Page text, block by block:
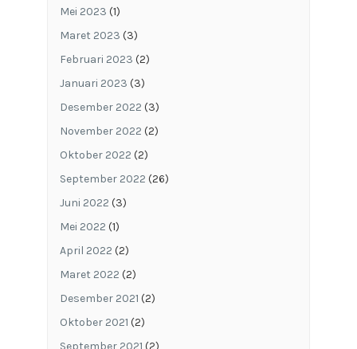
Mei 2023 (1)
Maret 2023 (3)
Februari 2023 (2)
Januari 2023 (3)
Desember 2022 (3)
November 2022 (2)
Oktober 2022 (2)
September 2022 (26)
Juni 2022 (3)
Mei 2022 (1)
April 2022 (2)
Maret 2022 (2)
Desember 2021 (2)
Oktober 2021 (2)
September 2021 (2)